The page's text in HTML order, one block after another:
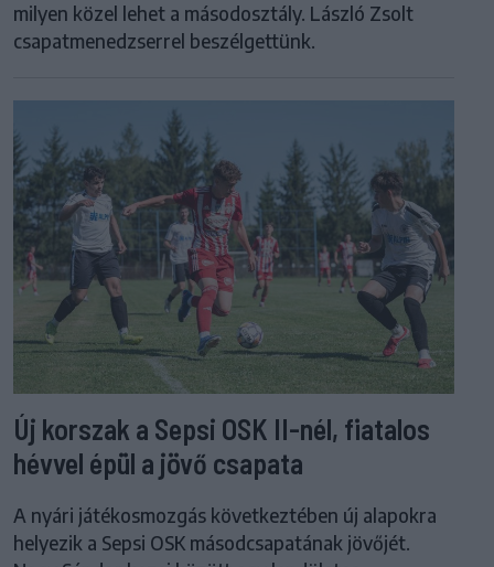
milyen közel lehet a másodosztály. László Zsolt
csapatmenedzserrel beszélgettünk.
Új korszak a Sepsi OSK II-nél, fiatalos
hévvel épül a jövő csapata
A nyári játékosmozgás következtében új alapokra
helyezik a Sepsi OSK másodcsapatának jövőjét.